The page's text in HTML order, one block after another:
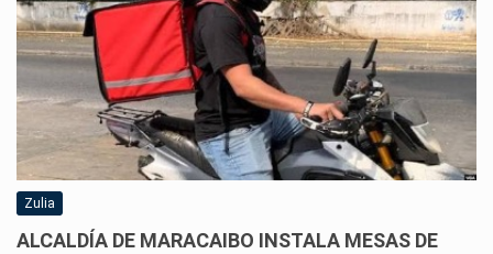
Zulia
ALCALDÍA DE MARACAIBO INSTALA MESAS DE